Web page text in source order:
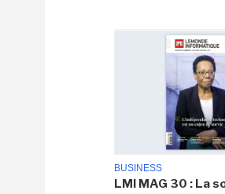
BUSINESS
LMI MAG 30 : La